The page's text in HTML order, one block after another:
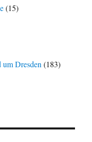
(15)
Dresden (183)